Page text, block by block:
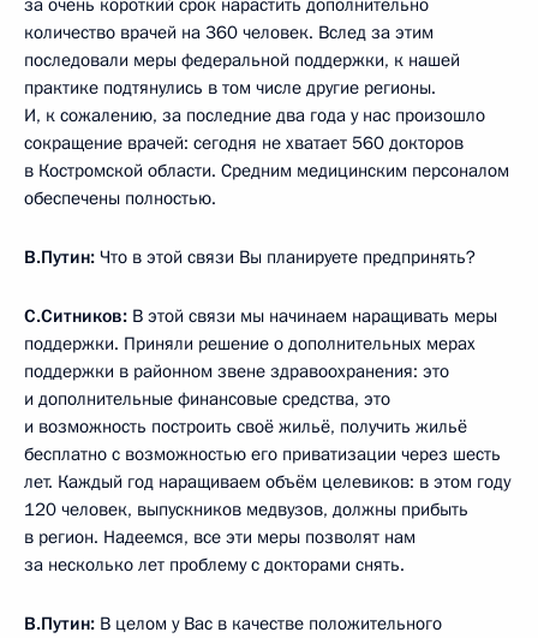
за очень короткий срок нарастить дополнительно
количество врачей на 360 человек. Вслед за этим
последовали меры федеральной поддержки, к нашей
практике подтянулись в том числе другие регионы.
И, к сожалению, за последние два года у нас произошло
сокращение врачей: сегодня не хватает 560 докторов
в Костромской области. Средним медицинским персоналом
обеспечены полностью.
В.Путин: Что в этой связи Вы планируете предпринять?
С.Ситников: В этой связи мы начинаем наращивать меры
поддержки. Приняли решение о дополнительных мерах
поддержки в районном звене здравоохранения: это
и дополнительные финансовые средства, это
и возможность построить своё жильё, получить жильё
бесплатно с возможностью его приватизации через шесть
лет. Каждый год наращиваем объём целевиков: в этом году
120 человек, выпускников медвузов, должны прибыть
в регион. Надеемся, все эти меры позволят нам
за несколько лет проблему с докторами снять.
В.Путин: В целом у Вас в качестве положительного